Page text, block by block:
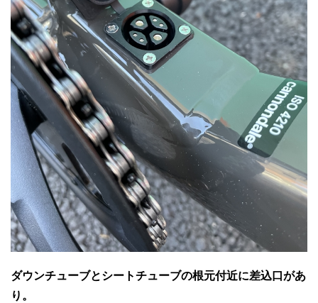
ダウンチューブとシートチューブの根元付近に差込口があ
り。